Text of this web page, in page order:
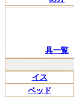
具一覧
イス
ベッド